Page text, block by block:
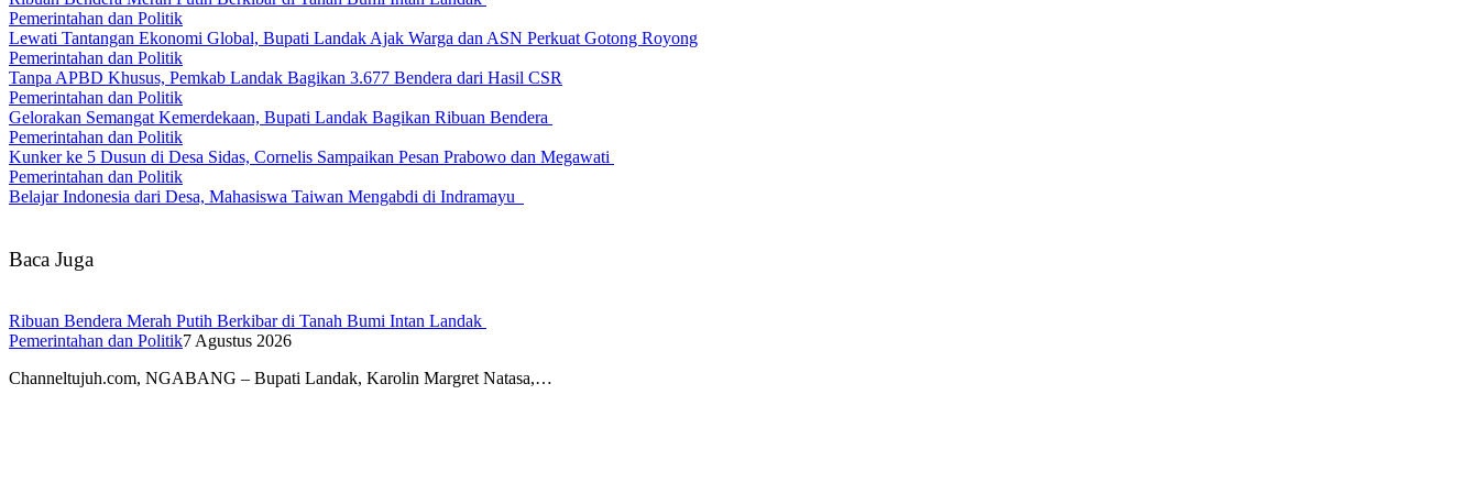
Pemerintahan dan Politik
Lewati Tantangan Ekonomi Global, Bupati Landak Ajak Warga dan ASN Perkuat Gotong Royong
Pemerintahan dan Politik
Tanpa APBD Khusus, Pemkab Landak Bagikan 3.677 Bendera dari Hasil CSR
Pemerintahan dan Politik
Gelorakan Semangat Kemerdekaan, Bupati Landak Bagikan Ribuan Bendera
Pemerintahan dan Politik
Kunker ke 5 Dusun di Desa Sidas, Cornelis Sampaikan Pesan Prabowo dan Megawati
Pemerintahan dan Politik
Belajar Indonesia dari Desa, Mahasiswa Taiwan Mengabdi di Indramayu
Baca Juga
Ribuan Bendera Merah Putih Berkibar di Tanah Bumi Intan Landak
Pemerintahan dan Politik7 Agustus 2026
Channeltujuh.com, NGABANG – Bupati Landak, Karolin Margret Natasa,…